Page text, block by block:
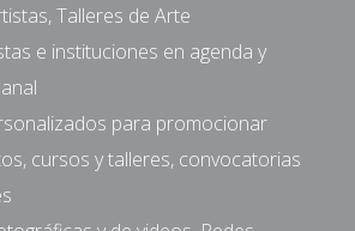
Talleres de Arte
e instituciones en agenda y
para promocionar
cursos y talleres, convocatorias